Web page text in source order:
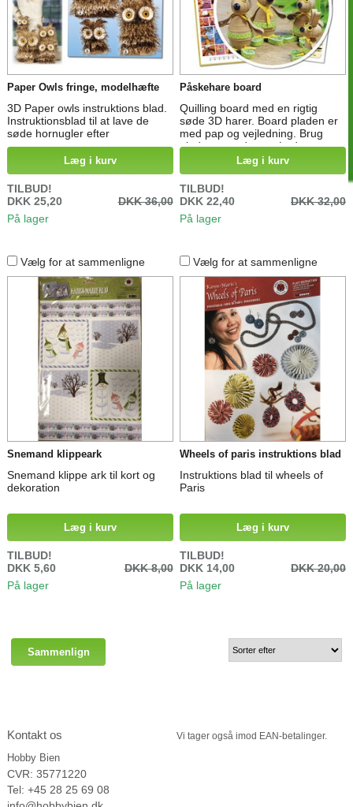
Paper Owls fringe, modelhæfte
3D Paper owls instruktions blad.
Instruktionsblad til at lave de
søde hornugler efter
Læg i kurv
TILBUD!
DKK 25,20
DKK 36,00
På lager
Påskehare board
Quilling board med en rigtig
søde 3D harer. Board pladen er
med pap og vejledning. Brug
pladen som den er. Lad
plastposen blive på, så limen
ikke ødelægger vejledningen.
Lav dine hare-dele direkte oven
på pladen så du får de rigtige
mål og størrelser.Der er 3
forskellige harer på
er 5 cm høj
Læg i kurv
TILBUD!
DKK 22,40
DKK 32,00
På lager
Vælg for at sammenligne
Snemand klippeark
Snemand klippe ark til kort og
dekoration
Læg i kurv
TILBUD!
DKK 5,60
DKK 8,00
På lager
Vælg for at sammenligne
Wheels of paris instruktions blad
Instruktions blad til wheels of
Paris
Læg i kurv
TILBUD!
DKK 14,00
DKK 20,00
På lager
Kontakt os
Hobby Bien
CVR: 35771220
Tel: +45 28 25 69 08
Vi tager også imod EAN-betalinger.